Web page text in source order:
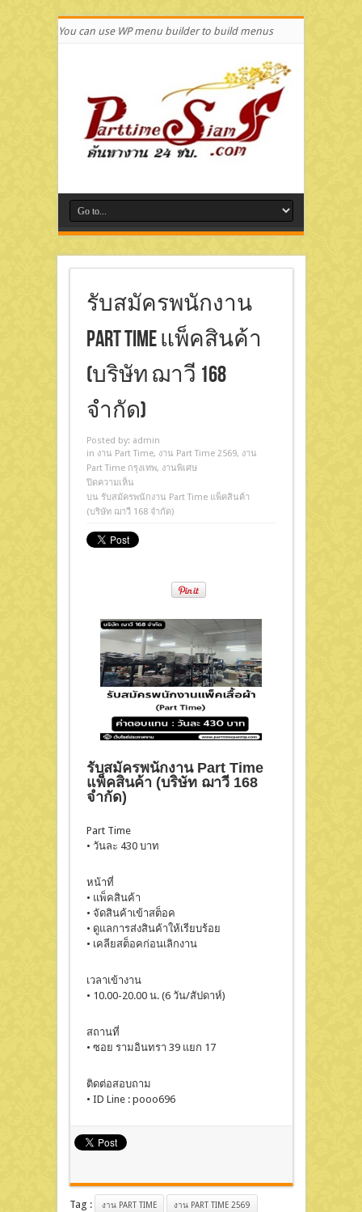
You can use WP menu builder to build menus
รับสมัครพนักงาน
Part Time แพ็คสินค้า
(บริษัท ฌาวี 168
จำกัด)
Posted by: admin
in งาน Part Time, งาน Part Time 2569, งาน
Part Time กรุงเทพ, งานพิเศษ
ปิดความเห็น
บน รับสมัครพนักงาน Part Time แพ็คสินค้า
(บริษัท ฌาวี 168 จำกัด)
รับสมัครพนักงาน Part Time
แพ็คสินค้า (บริษัท ฌาวี 168
จำกัด)
Part Time
• วันละ 430 บาท
หน้าที่
• แพ็คสินค้า
• จัดสินค้าเข้าสต็อค
• ดูแลการส่งสินค้าให้เรียบร้อย
• เคลียสต็อคก่อนเลิกงาน
เวลาเข้างาน
• 10.00-20.00 น. (6 วัน/สัปดาห์)
สถานที่
• ซอย รามอินทรา 39 แยก 17
ติดต่อสอบถาม
• ID Line : pooo696
Tag : งาน PART TIME งาน PART TIME 2569